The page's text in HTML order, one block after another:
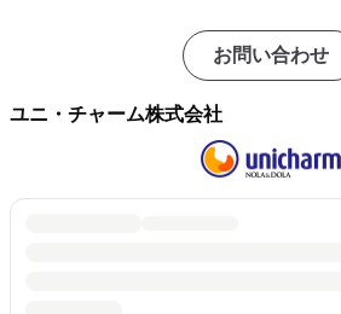
お問い合わせ
ユニ・チャーム株式会社